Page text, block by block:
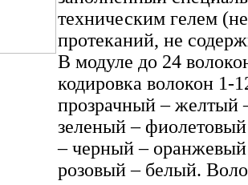
техническим гелем
протеканий, не
В модуле до 24
кодировка волокон 1-
прозрачный – желтый
зеленый –
– черный –
розовый – белый.